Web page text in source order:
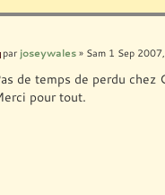
par joseywales » Sam 1 Sep
de temps de perdu
pour tout.